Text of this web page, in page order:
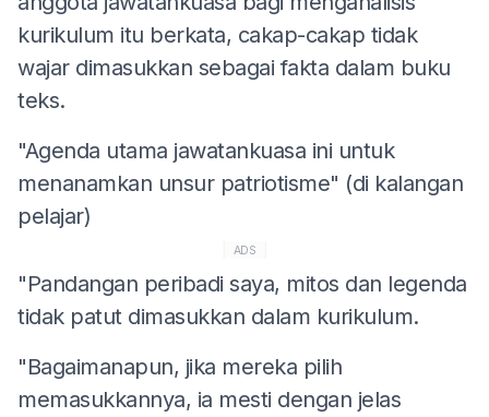
kurikulum itu berkata, cakap-cakap tidak
wajar dimasukkan sebagai fakta dalam buku
teks.
"Agenda utama jawatankuasa ini untuk
menanamkan unsur patriotisme" (di kalangan
pelajar)
ADS
"Pandangan peribadi saya, mitos dan legenda
tidak patut dimasukkan dalam kurikulum.
"Bagaimanapun, jika mereka pilih
memasukkannya, ia mesti dengan jelas